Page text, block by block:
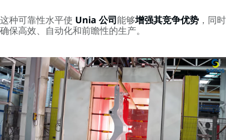
这种可靠性水平使 Unia 公司能够增强其竞争优势 ，同时
确保高效、自动化和前瞻性的生产。